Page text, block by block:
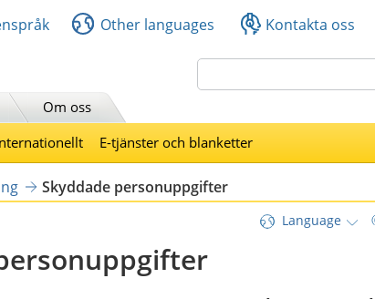
Other languages Kontakta oss
Om oss
E-tjänster och blanketter
Skyddade personuppgifter
Language